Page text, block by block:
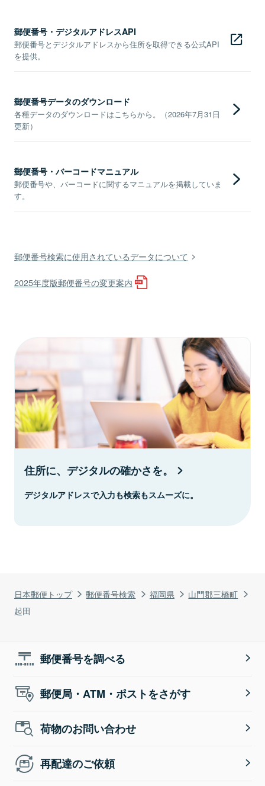
日本郵便トップ 郵便番号検索 福岡県
山門郡三橋町
起田
郵便番号・デジタルアドレスAPI
郵便番号とデジタルアドレスから住所を取得できる公式API
を提供。
郵便番号データのダウンロード
各種データのダウンロードはこちらから。（2026年7月31日
更新）
郵便番号・バーコードマニュアル
郵便番号や、バーコードに関するマニュアルを掲載していま
す。
郵便番号検索に使用されているデータについて
2025年度版郵便番号の変更案内
住所に、デジタルの確かさを。
デジタルアドレスで入力も検索もスムーズに。
郵便番号を調べる
郵便局・ATM・ポストをさがす
荷物のお問い合わせ
再配達のご依頼